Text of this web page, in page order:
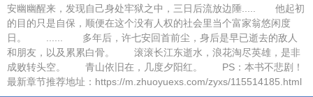
安幽幽醒来，发现自己身处牢狱之中，三日后流放边陲..... 他起初
的目的只是自保，顺便在这个没有人权的社会里当个富家翁悠闲度
日。 ...... 多年后，许七安回首前尘，身后是早已逝去的敌人
和朋友，以及累累白骨。 滚滚长江东逝水，浪花淘尽英雄，是非
成败转头空。 青山依旧在，几度夕阳红。 PS：本书不悲剧！
最新章节推荐地址：https://m.zhuoyuexs.com/zyxs/115514185.html